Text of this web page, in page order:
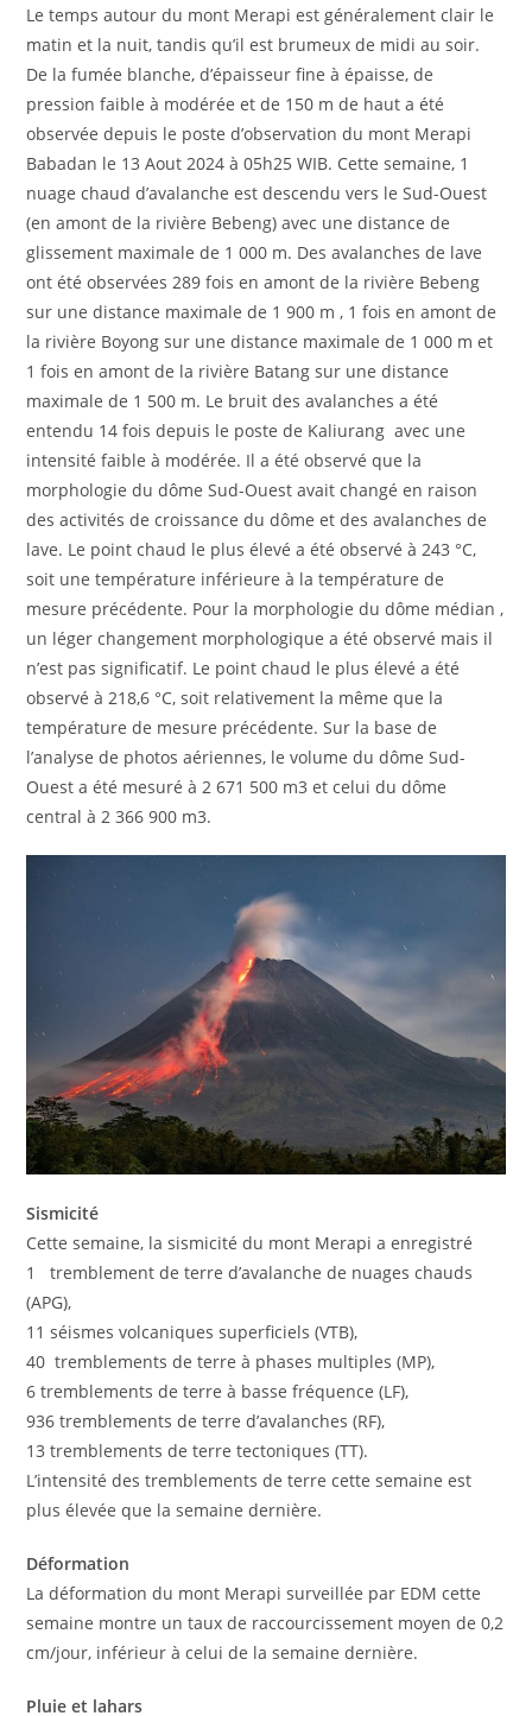
Le temps autour du mont Merapi est généralement clair le
matin et la nuit, tandis qu’il est brumeux de midi au soir.
De la fumée blanche, d’épaisseur fine à épaisse, de
pression faible à modérée et de 150 m de haut a été
observée depuis le poste d’observation du mont Merapi
Babadan le 13 Aout 2024 à 05h25 WIB. Cette semaine, 1
nuage chaud d’avalanche est descendu vers le Sud-Ouest
(en amont de la rivière Bebeng) avec une distance de
glissement maximale de 1 000 m. Des avalanches de lave
ont été observées 289 fois en amont de la rivière Bebeng
sur une distance maximale de 1 900 m , 1 fois en amont de
la rivière Boyong sur une distance maximale de 1 000 m et
1 fois en amont de la rivière Batang sur une distance
maximale de 1 500 m. Le bruit des avalanches a été
entendu 14 fois depuis le poste de Kaliurang avec une
intensité faible à modérée. Il a été observé que la
morphologie du dôme Sud-Ouest avait changé en raison
des activités de croissance du dôme et des avalanches de
lave. Le point chaud le plus élevé a été observé à 243 °C,
soit une température inférieure à la température de
mesure précédente. Pour la morphologie du dôme médian ,
un léger changement morphologique a été observé mais il
n’est pas significatif. Le point chaud le plus élevé a été
observé à 218,6 °C, soit relativement la même que la
température de mesure précédente. Sur la base de
l’analyse de photos aériennes, le volume du dôme Sud-
Ouest a été mesuré à 2 671 500 m3 et celui du dôme
central à 2 366 900 m3.
Sismicité
Cette semaine, la sismicité du mont Merapi a enregistré
1 tremblement de terre d’avalanche de nuages chauds
(APG),
11 séismes volcaniques superficiels (VTB),
40 tremblements de terre à phases multiples (MP),
6 tremblements de terre à basse fréquence (LF),
936 tremblements de terre d’avalanches (RF),
13 tremblements de terre tectoniques (TT).
L’intensité des tremblements de terre cette semaine est
plus élevée que la semaine dernière.
Déformation
La déformation du mont Merapi surveillée par EDM cette
semaine montre un taux de raccourcissement moyen de 0,2
cm/jour, inférieur à celui de la semaine dernière.
Pluie et lahars